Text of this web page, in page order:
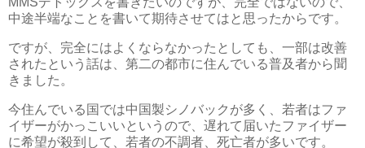
中途半端なことを書いて期待させてはと思ったからです。
ですが、完全にはよくならなかったとしても、一部は改善
されたという話は、第二の都市に住んでいる普及者から聞
きました。
今住んでいる国では中国製シノバックが多く、若者はファ
イザーがかっこいいというので、遅れて届いたファイザー
に希望が殺到して、若者の不調者、死亡者が多いです。